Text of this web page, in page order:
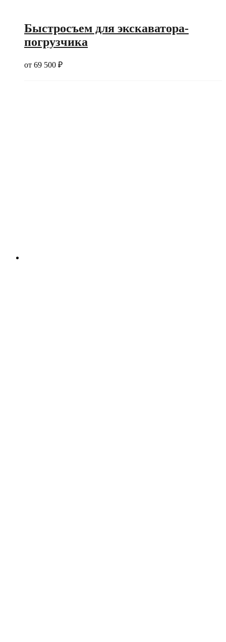
Быстросъем для экскаватора-
погрузчика
от 69 500 ₽